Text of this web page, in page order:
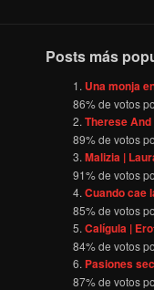
Posts más
Una monja
86% de votos
Therese
89% de votos
Malizia |
91% de votos
Cuando cae
85% de votos
Calígula |
84% de votos
Pasiones
87% de votos